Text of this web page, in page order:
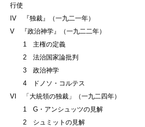
行使
IV 『独裁』（一九二一年）
V 『政治神学』（一九二二年）
1 主権の定義
2 法治国家論批判
3 政治神学
4 ドノソ・コルテス
VI 「大統領の独裁」（一九二四年）
1 G・アンシュッツの見解
2 シュミットの見解